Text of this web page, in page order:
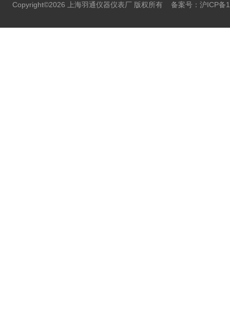
Copyright©2026 上海羽通仪器仪表厂 版权所有 备案号：沪ICP备